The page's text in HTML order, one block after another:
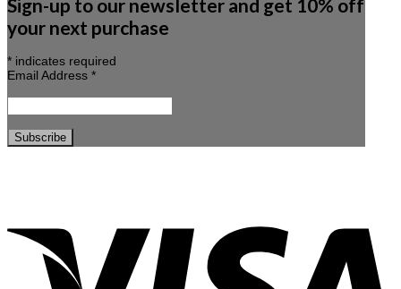
Sign-up to our newsletter and get 10% off
your next purchase
* indicates required
Email Address *